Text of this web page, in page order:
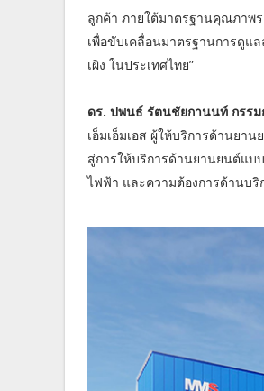
ลูกค้า ภายใต้มาตรฐานคุณภาพ
เพื่อขับเคลื่อนมาตรฐานการดูแ
เผิง ในประเทศไทย”
ดร. ปพนธ์ รัตนชัยกานนท์ กรรม
เอ็มเอ็มเอส ผู้ให้บริการด้านยา
สู่การให้บริการด้านยานยนต์แบ
ไฟฟ้า และความต้องการด้านบ